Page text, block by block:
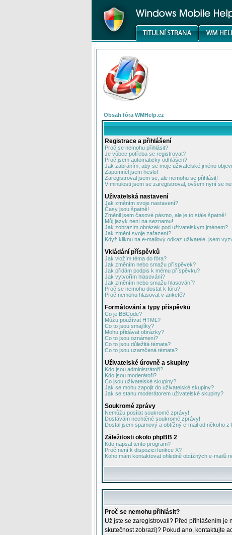
Obsah fóra WMHelp.cz
Registrace a přihlášení
Proč se nemohu přihlásit?
Je vůbec potřeba se registrovat?
Proč jsem automaticky odhlášen?
Jak zabráním, aby se moje uživatelské jméno
Zapomněl jsem heslo!
Zaregistroval jsem se, ale nemohu se přihlásit!
V minulosti jsem se zaregistroval, ovšem nyní se
Uživatelská nastavení
Jak změním svoje nastavení?
Časy jsou špatně!
Změnil jsem časové pásmo, ale je to stále špatně!
Můj jazyk není na seznamu!
Jak zobrazím obrázek pod uživatelským jménem?
Jak změní svoje zařazení?
Když kliknu na e-mailový odkaz uživatele, jsem
Vkládání příspěvků
Jak vložím téma do fóra?
Jak změním nebo smažu příspěvek?
Jak přidám podpis k mému příspěvku?
Jak vytvořím hlasování?
Jak změním nebo smažu hlasování?
Proč se nemohu dostat k fóru?
Proč nemohu hlasovat v anketě?
Formátování a typy příspěvků
Co je BBCode?
Můžu používat HTML?
Co to jsou smajlíky?
Mohu přidávat obrázky?
Co to jsou oznámení?
Co to jsou důležitá témata?
Co to jsou uzamčená témata?
Uživatelské úrovně a skupiny
Kdo jsou administrátoři?
Kdo jsou moderátoři?
Co jsou uživatelské skupiny?
Jak se mohu zapojit do uživatelské skupiny?
Jak se stanu moderátorem uživatelské skupiny?
Soukromé zprávy
Nemůžu posílat soukromé zprávy!
Dostávám nechtěné soukromé zprávy!
Dostal jsem spamový a obtížný e-mail od někoho z
Záležitosti okolo phpBB 2
Kdo napsal tento program?
Proč není k dispozici funkce X?
Koho mám kontaktovat ohledně obtížných e-mailů
Proč se nemohu přihlásit?
Už jste se zaregistrovali? Před přihlášením je
skutečnost zobrazí)? Pokud ano, kontaktujte